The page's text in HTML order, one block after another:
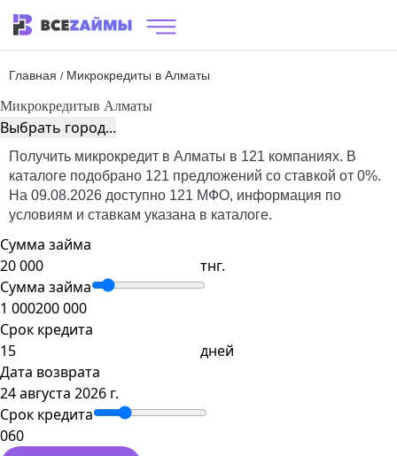
Главная / Микрокредиты в Алматы
Микрокредитыв Алматы
Выбрать город...
Получить микрокредит в Алматы в 121 компаниях. В
каталоге подобрано 121 предложений со ставкой от 0%.
На 09.08.2026 доступно 121 МФО, информация по
условиям и ставкам указана в каталоге.
Сумма займа
тнг.
Сумма займа
1 000200 000
Срок кредита
дней
Дата возврата
24 августа 2026 г.
Срок кредита
060